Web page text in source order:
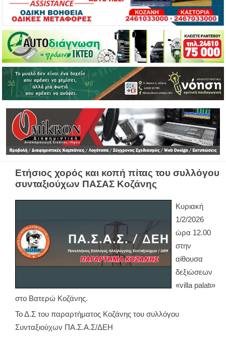
Ετήσιος χορός και κοπή πίτας του συλλόγου
συνταξιούχων ΠΑΣΑΣ Κοζάνης
Κυριακή
1/2/2026
ώρα 12.00
στην
αίθουσα
δεξιώσεων
«villa palatι»
στο Βατερώ Κοζάνης.
Το Δ.Σ του παραρτήματος Κοζάνης του συλλόγου
Συνταξιούχων ΠΑ.Σ.Α.Σ/ΔΕΗ